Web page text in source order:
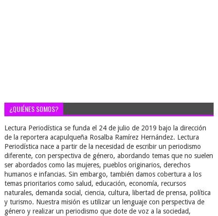
¿QUIÉNES SOMOS?
Lectura Periodística se funda el 24 de julio de 2019 bajo la dirección
de la reportera acapulqueña Rosalba Ramírez Hernández. Lectura
Periodística nace a partir de la necesidad de escribir un periodismo
diferente, con perspectiva de género, abordando temas que no suelen
ser abordados como las mujeres, pueblos originarios, derechos
humanos e infancias. Sin embargo, también damos cobertura a los
temas prioritarios como salud, educación, economía, recursos
naturales, demanda social, ciencia, cultura, libertad de prensa, política
y turismo. Nuestra misión es utilizar un lenguaje con perspectiva de
género y realizar un periodismo que dote de voz a la sociedad,